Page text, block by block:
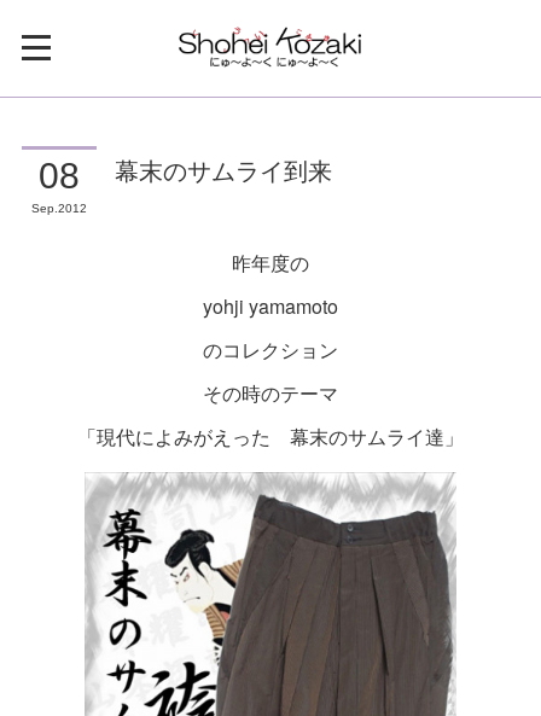
08
Sep 2012
幕末のサムライ到来
昨年度の
yohji yamamoto
のコレクション
その時のテーマ
「現代によみがえった 幕末のサムライ達」